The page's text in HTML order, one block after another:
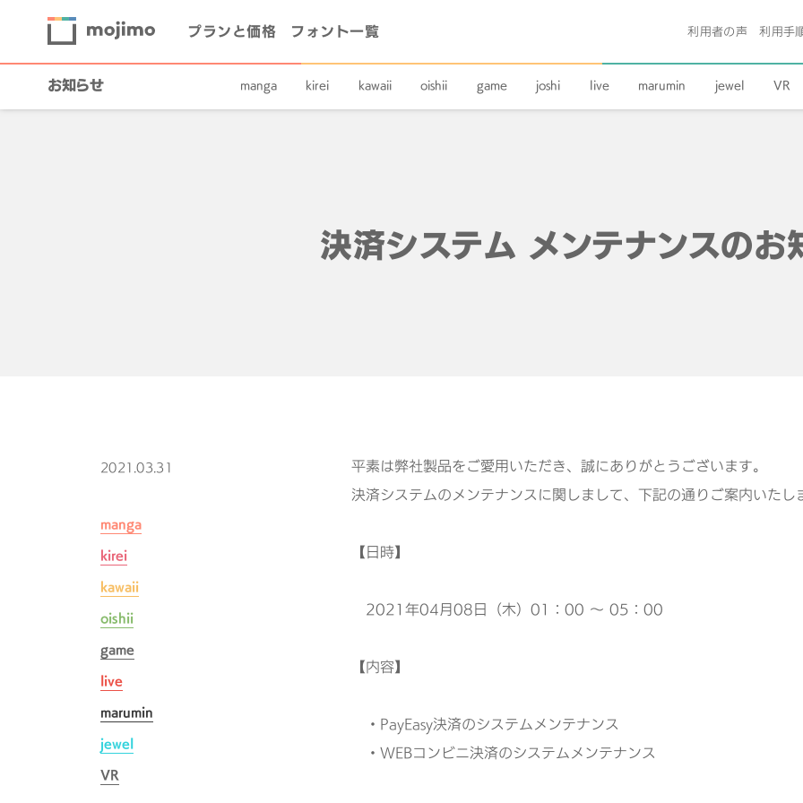
プランと価格 フォント一覧 利用者の声 利用手
お知らせ manga kirei kawaii oishii game joshi live marumin jewel VR
決済システム メンテナンスのお
2021.03.31
manga
kirei
kawaii
oishii
game
live
marumin
jewel
VR
平素は弊社製品をご愛用いただき、誠にありがとうございます。
決済システムのメンテナンスに関しまして、下記の通りご案内いたし
【日時】
2021年04月08日（木）01：00 ～ 05：00
【内容】
・PayEasy決済のシステムメンテナンス
・WEBコンビニ決済のシステムメンテナンス